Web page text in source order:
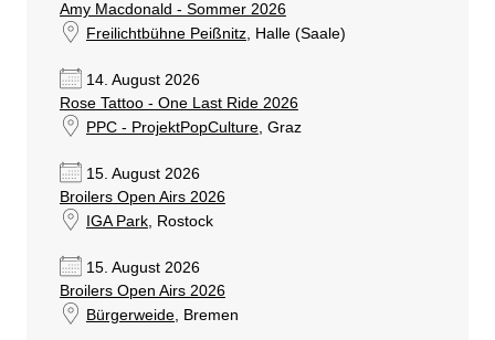
Amy Macdonald - Sommer 2026
Freilichtbühne Peißnitz, Halle (Saale)
14. August 2026
Rose Tattoo - One Last Ride 2026
PPC - ProjektPopCulture, Graz
15. August 2026
Broilers Open Airs 2026
IGA Park, Rostock
15. August 2026
Broilers Open Airs 2026
Bürgerweide, Bremen